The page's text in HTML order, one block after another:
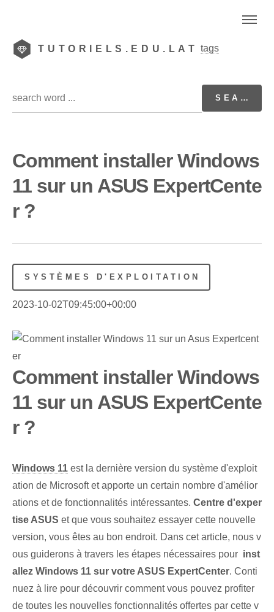
TUTORIELS.EDU.LAT tags
Comment installer Windows
11 sur un ASUS ExpertCente
r ?
SYSTÈMES D'EXPLOITATION
2023-10-02T09:45:00+00:00
Comment installer Windows
11 sur un ASUS ExpertCente
r ?
Windows 11 est la dernière version du système d'exploit
ation de Microsoft et apporte un certain nombre d'amélior
ations et de fonctionnalités intéressantes. Centre d'exper
tise ASUS et que vous souhaitez essayer cette nouvelle
version, vous êtes au bon endroit. Dans cet article, nous v
ous guiderons à travers les étapes nécessaires pour ⁢ inst
allez Windows 11​ sur votre ⁤ASUS ExpertCenter. Conti
nuez à lire pour découvrir comment vous pouvez profiter
de toutes les nouvelles fonctionnalités offertes par cette v